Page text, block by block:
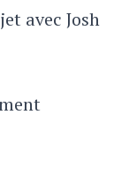
avec Josh